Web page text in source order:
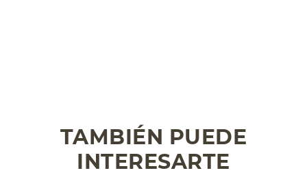
TAMBIÉN PUEDE
INTERESARTE